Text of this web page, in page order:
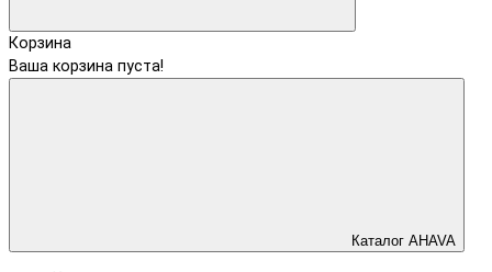
Корзина
Ваша корзина пуста!
Каталог AHAVA